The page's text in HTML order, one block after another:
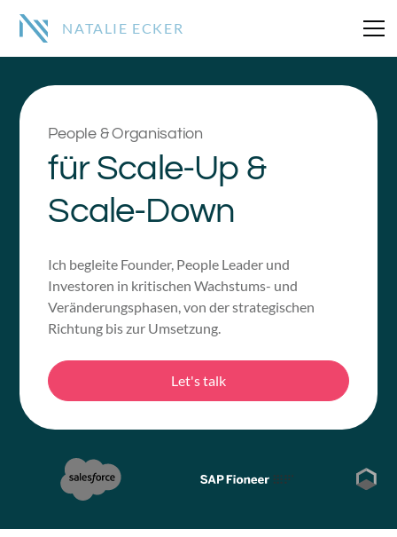
NATALIE ECKER
People & Organisation
für Scale-Up &
Scale-Down
Ich begleite Founder, People Leader und
Investoren in kritischen Wachstums- und
Veränderungsphasen, von der strategischen
Richtung bis zur Umsetzung.
Let's talk